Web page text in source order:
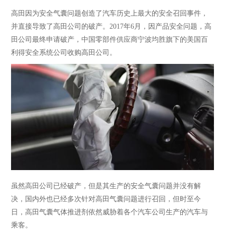
高田因为安全气囊问题创造了汽车历史上最大的安全召回事件，
并直接导致了高田公司的破产。2017年6月，因产品安全问题，高
田公司最终申请破产，中国零部件供应商宁波均胜旗下的美国百
利得安全系统公司收购高田公司。
虽然高田公司已经破产，但是其生产的安全气囊问题并没有解
决，国内外也已经多次针对高田气囊问题进行召回，但时至今
日，高田气囊气体推进剂依然威胁着各个汽车公司生产的汽车与
乘客。